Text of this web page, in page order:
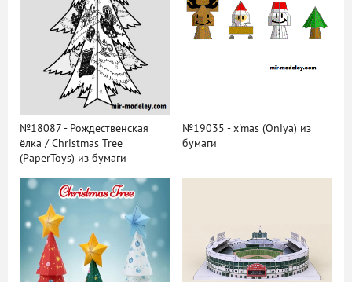
№18087 - Рождественская
ёлка / Christmas Tree
(PaperToys) из бумаги
№19035 - x'mas (Oniya) из
бумаги